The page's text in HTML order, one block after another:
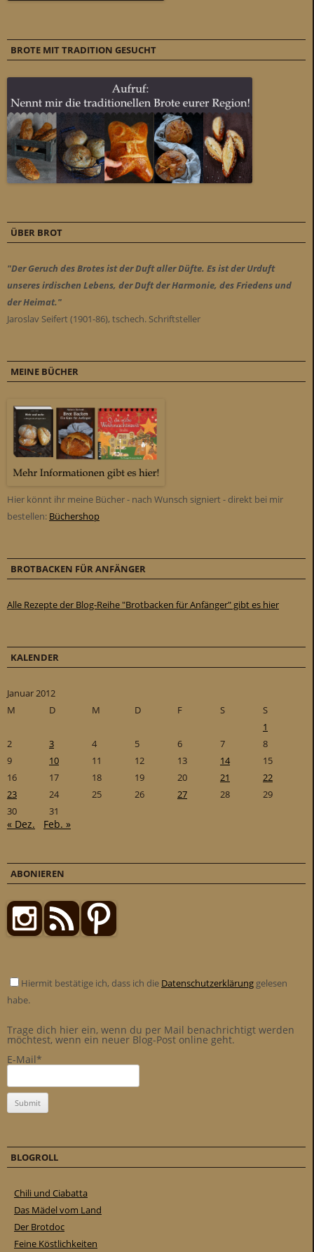
BROTE MIT TRADITION GESUCHT
ÜBER BROT
"Der Geruch des Brotes ist der Duft aller Düfte. Es ist der Urduft
unseres irdischen Lebens, der Duft der Harmonie, des Friedens und
der Heimat."
Jaroslav Seifert (1901-86), tschech. Schriftsteller
MEINE BÜCHER
Hier könnt ihr meine Bücher - nach Wunsch signiert - direkt bei mir
bestellen: Büchershop
BROTBACKEN FÜR ANFÄNGER
Alle Rezepte der Blog-Reihe "Brotbacken für Anfänger" gibt es hier
KALENDER
Januar 2012
M
D M D F S
S
1
2
3 4 5 6 7
8
9
10 11 12 13 14
15
16
17 18 19 20 21
22
23
24 25 26 27 28
29
30
31
« Dez. Feb. »
ABONIEREN
Hiermit bestätige ich, dass ich die Datenschutzerklärung gelesen
habe.
Trage dich hier ein, wenn du per Mail benachrichtigt werden
möchtest, wenn ein neuer Blog-Post online geht.
E-Mail*
BLOGROLL
Chili und Ciabatta
Das Mädel vom Land
Der Brotdoc
Feine Köstlichkeiten